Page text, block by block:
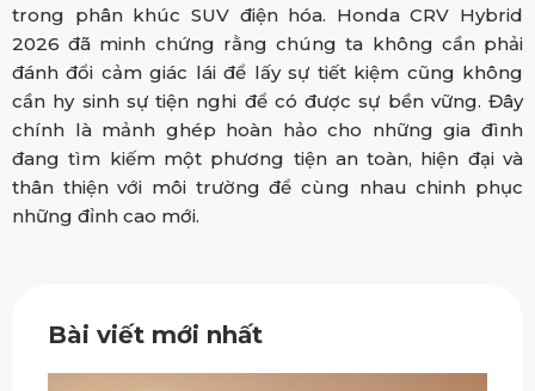
trong phân khúc SUV điện hóa. Honda CRV Hybrid
2026 đã minh chứng rằng chúng ta không cần phải
đánh đổi cảm giác lái để lấy sự tiết kiệm cũng không
cần hy sinh sự tiện nghi để có được sự bền vững. Đây
chính là mảnh ghép hoàn hảo cho những gia đình
đang tìm kiếm một phương tiện an toàn, hiện đại và
thân thiện với môi trường để cùng nhau chinh phục
những đỉnh cao mới.
Bài viết mới nhất